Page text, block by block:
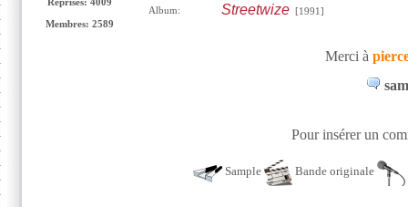
Membres: 2589
Album: Streetwize[1991]
Merci à
Pour insérer un
Sample Bande originale